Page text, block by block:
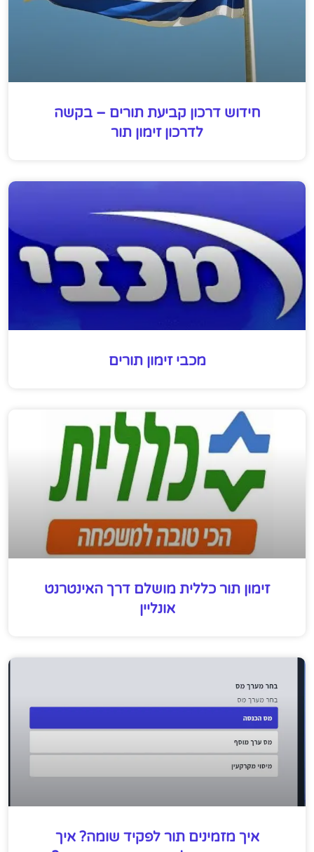
חידוש דרכון קביעת תורים – בקשה
לדרכון זימון תור
מכבי זימון תורים
זימון תור כללית מושלם דרך האינטרנט
אונליין
איך מזמינים תור לפקיד שומה? איך